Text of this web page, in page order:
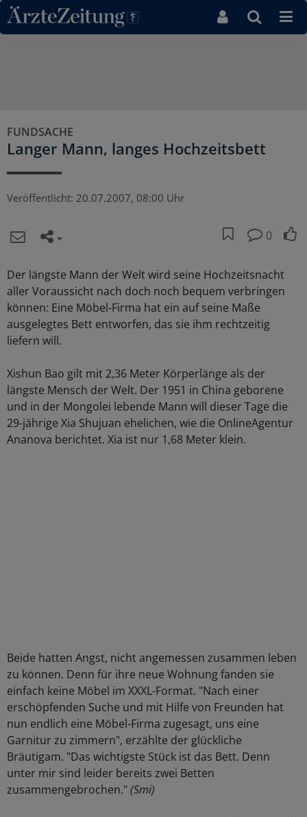
Direkt zum Inhaltsbereich
FUNDSACHE
Langer Mann, langes Hochzeitsbett
Veröffentlicht: 20.07.2007, 08:00 Uhr
0
Der längste Mann der Welt wird seine Hochzeitsnacht
aller Voraussicht nach doch noch bequem verbringen
können: Eine Möbel-Firma hat ein auf seine Maße
ausgelegtes Bett entworfen, das sie ihm rechtzeitig
liefern will.
Xishun Bao gilt mit 2,36 Meter Körperlänge als der
längste Mensch der Welt. Der 1951 in China geborene
und in der Mongolei lebende Mann will dieser Tage die
29-jährige Xia Shujuan ehelichen, wie die OnlineAgentur
Ananova berichtet. Xia ist nur 1,68 Meter klein.
Beide hatten Angst, nicht angemessen zusammen leben
zu können. Denn für ihre neue Wohnung fanden sie
einfach keine Möbel im XXXL-Format. "Nach einer
erschöpfenden Suche und mit Hilfe von Freunden hat
nun endlich eine Möbel-Firma zugesagt, uns eine
Garnitur zu zimmern", erzählte der glückliche
Bräutigam. "Das wichtigste Stück ist das Bett. Denn
unter mir sind leider bereits zwei Betten
zusammengebrochen."(Smi)